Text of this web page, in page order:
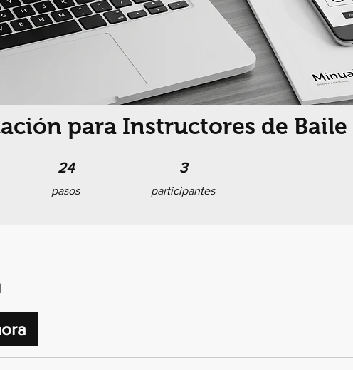
para Instructores de Baile
24
pasos
24 pasos 3
participantes
3 participantes